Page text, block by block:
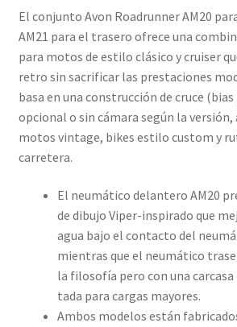
El conjunto Avon Roadrunner AM20
AM21 para el trasero ofrece una
para motos de estilo clásico y cruiser
retro sin sacrificar las prestaciones
basa en una construcción de cruce
opcional o sin cámara según la versión,
motos vintage, bikes estilo custom y
carretera.
El neumático delantero AM20
de dibujo Viper-inspirado que
agua bajo el contacto del
mientras que el neumático
la filosofía pero con una
tada para cargas mayores.
Ambos modelos están